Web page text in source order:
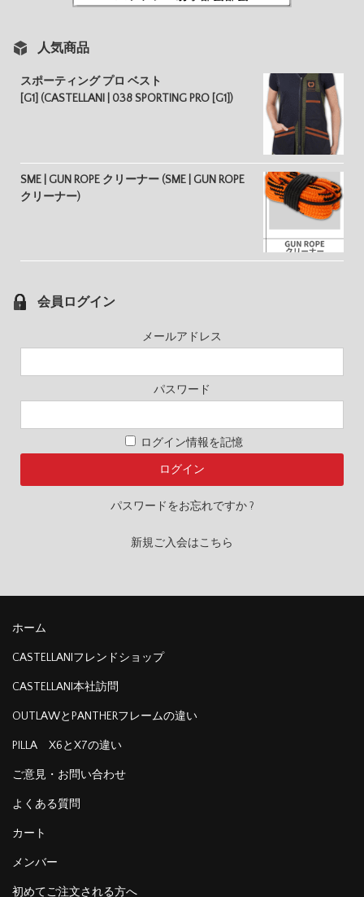
人気商品
スポーティング プロ ベスト
[G1] (CASTELLANI | 038 SPORTING PRO [G1])
SME | GUN ROPE クリーナー (SME | GUN ROPE
クリーナー)
会員ログイン
メールアドレス
パスワード
ログイン情報を記憶
パスワードをお忘れですか ?
新規ご入会はこちら
ホーム
CASTELLANIフレンドショップ
CASTELLANI本社訪問
OUTLAWとPANTHERフレームの違い
PILLA X6とX7の違い
ご意見・お問い合わせ
よくある質問
カート
メンバー
初めてご注文される方へ